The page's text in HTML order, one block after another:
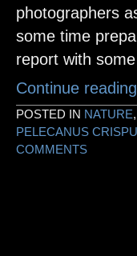
photographers
some time
report with
Continue reading
POSTED IN NATURE,
PELECANUS
COMMENTS